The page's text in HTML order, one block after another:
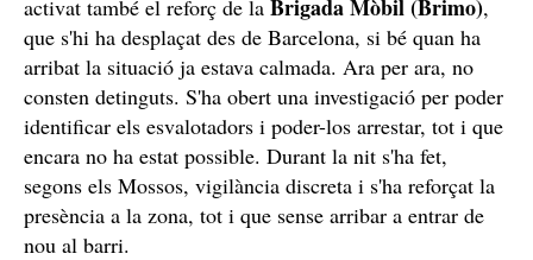
activat també el reforç de la Brigada Mòbil (Brimo),
que s'hi ha desplaçat des de Barcelona, si bé quan ha
arribat la situació ja estava calmada. Ara per ara, no
consten detinguts. S'ha obert una investigació per poder
identificar els esvalotadors i poder-los arrestar, tot i que
encara no ha estat possible. Durant la nit s'ha fet,
segons els Mossos, vigilància discreta i s'ha reforçat la
presència a la zona, tot i que sense arribar a entrar de
nou al barri.